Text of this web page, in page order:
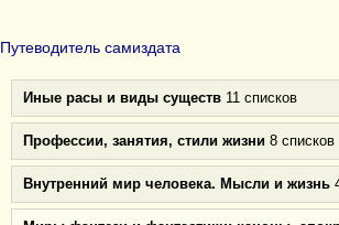
Путеводитель самиздата
Иные расы и виды существ 11 списков
Профессии, занятия, стили жизни 8 списков
Внутренний мир человека. Мысли и жизнь